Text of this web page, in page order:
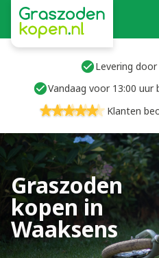
Levering
Vandaag voor 13:00 uur
Klanten
Graszoden
kopen in
Waaksens